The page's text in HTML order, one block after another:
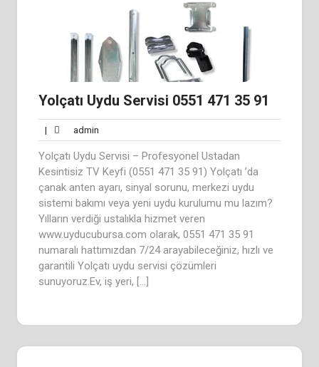
Yolçatı Uydu Servisi 0551 471 35 91
| admin
Yolçatı Uydu Servisi – Profesyonel Ustadan
Kesintisiz TV Keyfi (0551 471 35 91) Yolçatı ’da
çanak anten ayarı, sinyal sorunu, merkezi uydu
sistemi bakımı veya yeni uydu kurulumu mu lazım?
Yılların verdiği ustalıkla hizmet veren
www.uyducubursa.com olarak, 0551 471 35 91
numaralı hattımızdan 7/24 arayabileceğiniz, hızlı ve
garantili Yolçatı uydu servisi çözümleri
sunuyoruz.Ev, iş yeri, […]